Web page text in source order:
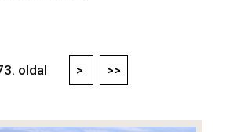
oldal > >>